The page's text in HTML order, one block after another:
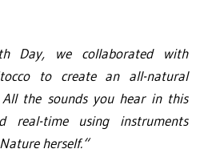
Day, we collaborated with
to create an all-natural
All the sounds you hear in this
real-time using instruments
herself.“